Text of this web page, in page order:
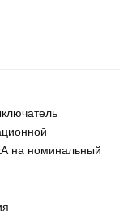
на номинальный